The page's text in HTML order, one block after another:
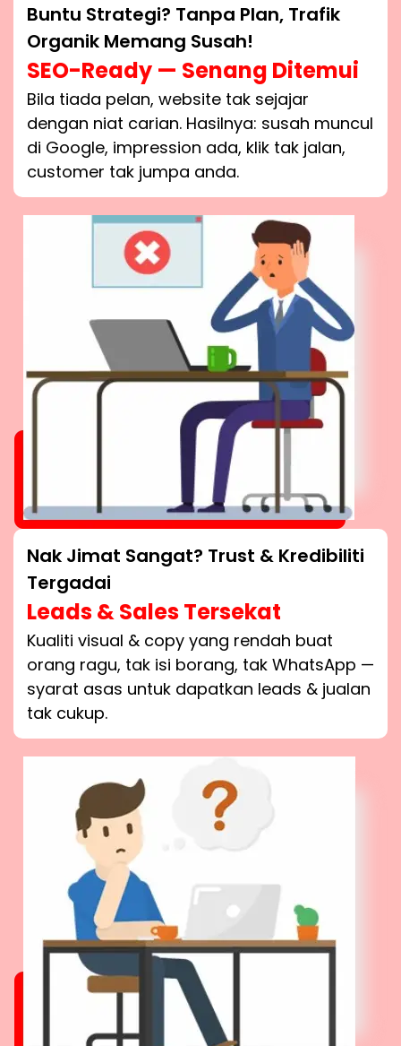
Buntu Strategi? Tanpa Plan, Trafik
Organik Memang Susah!
SEO-Ready — Senang Ditemui
Bila tiada pelan, website tak sejajar
dengan niat carian. Hasilnya: susah muncul
di Google, impression ada, klik tak jalan,
customer tak jumpa anda.
Nak Jimat Sangat? Trust & Kredibiliti
Tergadai
Leads & Sales Tersekat
Kualiti visual & copy yang rendah buat
orang ragu, tak isi borang, tak WhatsApp —
syarat asas untuk dapatkan leads & jualan
tak cukup.